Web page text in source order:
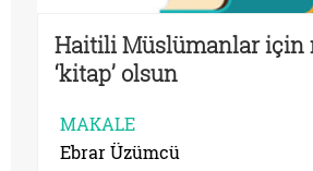
Haitili Müslümanlar için
‘kitap’ olsun
MAKALE
Ebrar Üzümcü